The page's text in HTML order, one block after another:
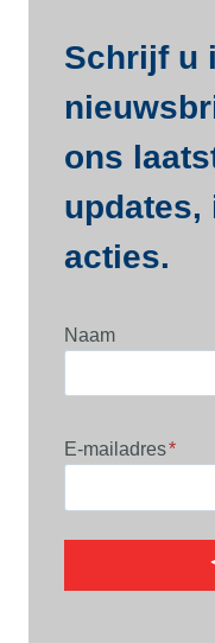
Schrijf u
ons
updates,
acties.
Naam
E-mailadres*